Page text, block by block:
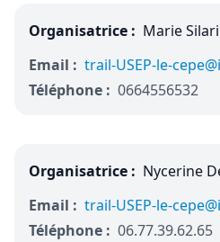
Organisatrice : Marie Silari
Email : trail-USEP-le-
Téléphone : 0664556532
Organisatrice : Nycerine
Email : trail-USEP-le-
Téléphone : 06.77.39.62.65